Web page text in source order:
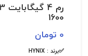
1600
0 تومان
✅برند : HYNIX